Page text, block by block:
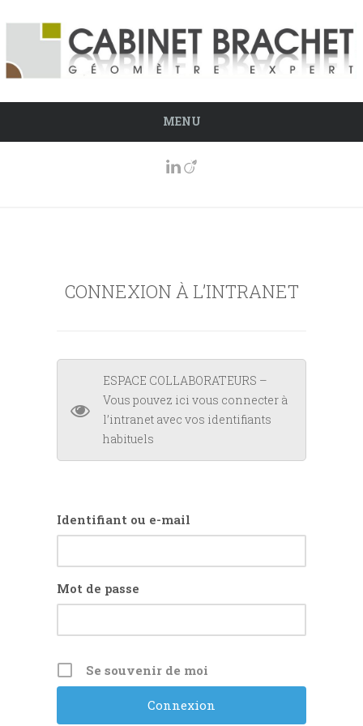
MENU
CONNEXION À L’INTRANET
ESPACE COLLABORATEURS –
Vous pouvez ici vous connecter à
l’intranet avec vos identifiants
habituels
Identifiant ou e-mail
Mot de passe
Se souvenir de moi